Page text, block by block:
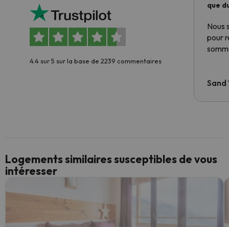
4.4 sur 5 sur la base de 2239 commentaires
que
Nous
pour
Sand
Logements similaires susceptibles de vous
intéresser